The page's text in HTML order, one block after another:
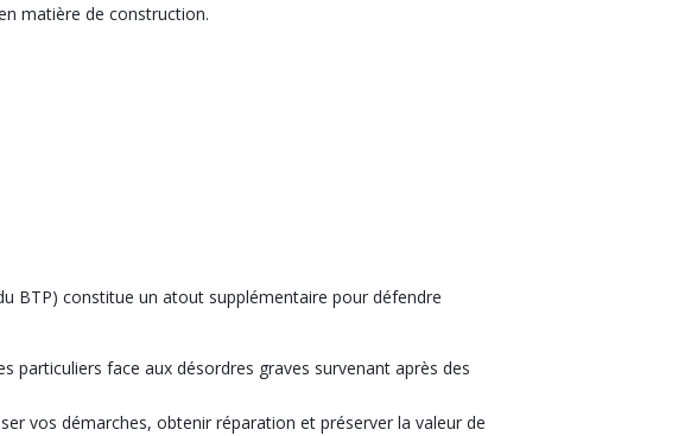
matière de construction.
BTP) constitue un atout supplémentaire pour défendre
particuliers face aux désordres graves survenant après des
vos démarches, obtenir réparation et préserver la valeur de